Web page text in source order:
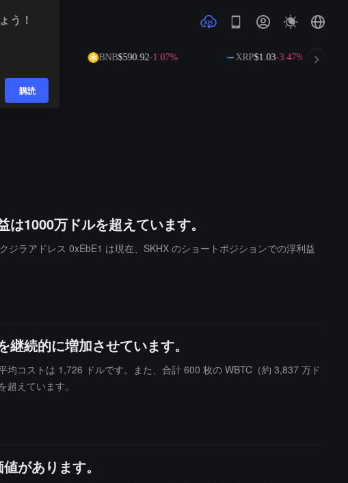
BNB$590.92-1.07% XRP$1.03-3.47%
1000万ドルを超えています。
ラアドレス 0xEbE1 は現在、SKHX のショートポジションでの浮利益
続的に増加させています。
コストは 1,726 ドルです。また、合計 600 枚の WBTC（約 3,837 万ド
えています。
があります。
う！
購読